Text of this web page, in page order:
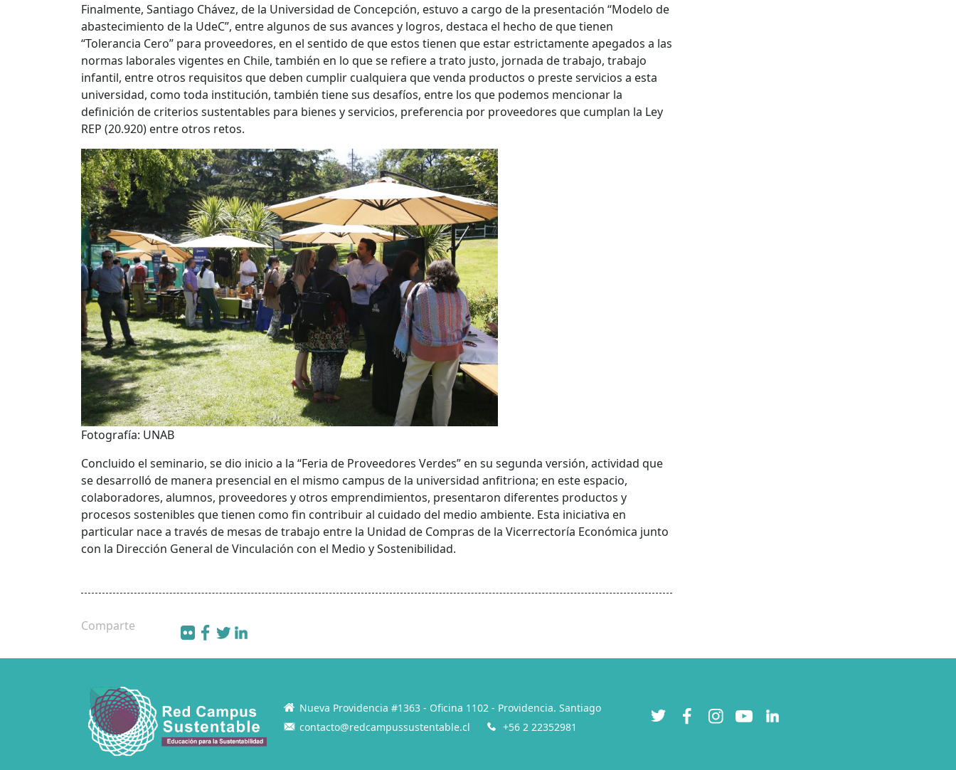
Finalmente, Santiago Chávez, de la Universidad de Concepción, estuvo a cargo de la presentación “Modelo de
abastecimiento de la UdeC”, entre algunos de sus avances y logros, destaca el hecho de que tienen
“Tolerancia Cero” para proveedores, en el sentido de que estos tienen que estar estrictamente apegados a las
normas laborales vigentes en Chile, también en lo que se refiere a trato justo, jornada de trabajo, trabajo
infantil, entre otros requisitos que deben cumplir cualquiera que venda productos o preste servicios a esta
universidad, como toda institución, también tiene sus desafíos, entre los que podemos mencionar la
definición de criterios sustentables para bienes y servicios, preferencia por proveedores que cumplan la Ley
REP (20.920) entre otros retos.
Fotografía: UNAB
Concluido el seminario, se dio inicio a la “Feria de Proveedores Verdes” en su segunda versión, actividad que
se desarrolló de manera presencial en el mismo campus de la universidad anfitriona; en este espacio,
colaboradores, alumnos, proveedores y otros emprendimientos, presentaron diferentes productos y
procesos sostenibles que tienen como fin contribuir al cuidado del medio ambiente. Esta iniciativa en
particular nace a través de mesas de trabajo entre la Unidad de Compras de la Vicerrectoría Económica junto
con la Dirección General de Vinculación con el Medio y Sostenibilidad.
Comparte
Nueva Providencia #1363 - Oficina 1102 - Providencia. Santiago
contacto@redcampussustentable.cl
+56 2 22352981
Twitter FacebookInstagramYouTubeLinkedIn